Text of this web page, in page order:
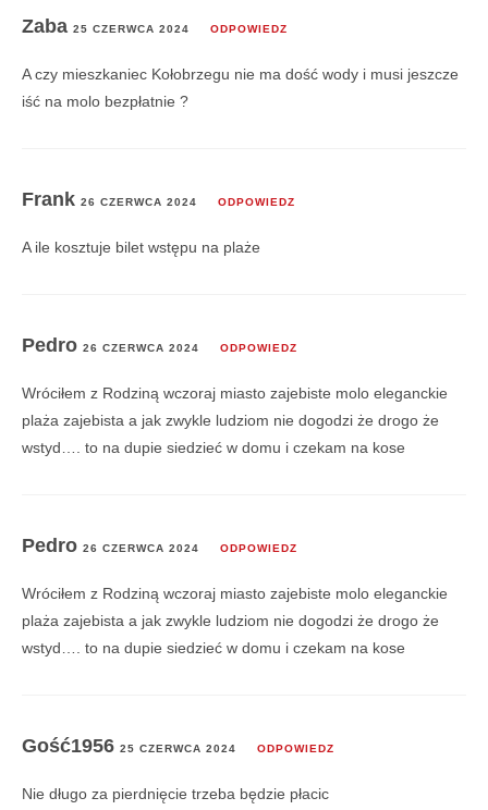
Zaba 25 CZERWCA 2024 ODPOWIEDZ
A czy mieszkaniec Kołobrzegu nie ma dość wody i musi jeszcze
iść na molo bezpłatnie ?
Frank 26 CZERWCA 2024 ODPOWIEDZ
A ile kosztuje bilet wstępu na plaże
Pedro 26 CZERWCA 2024 ODPOWIEDZ
Wróciłem z Rodziną wczoraj miasto zajebiste molo eleganckie
plaża zajebista a jak zwykle ludziom nie dogodzi że drogo że
wstyd…. to na dupie siedzieć w domu i czekam na kose
Pedro 26 CZERWCA 2024 ODPOWIEDZ
Wróciłem z Rodziną wczoraj miasto zajebiste molo eleganckie
plaża zajebista a jak zwykle ludziom nie dogodzi że drogo że
wstyd…. to na dupie siedzieć w domu i czekam na kose
Gość1956 25 CZERWCA 2024 ODPOWIEDZ
Nie długo za pierdnięcie trzeba będzie płacic